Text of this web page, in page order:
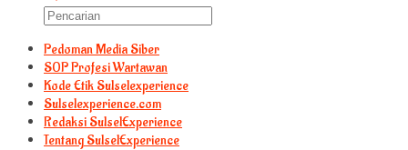
Pedoman Media Siber
S0P Profesi Wartawan
Kode Etik Sulselexperience
Sulselexperience.com
Redaksi SulselExperience
Tentang SulselExperience